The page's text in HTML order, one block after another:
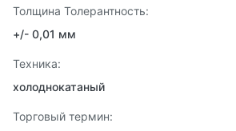
Толщина Толерантность:
+/- 0,01 мм
Техника:
холоднокатаный
Торговый термин: